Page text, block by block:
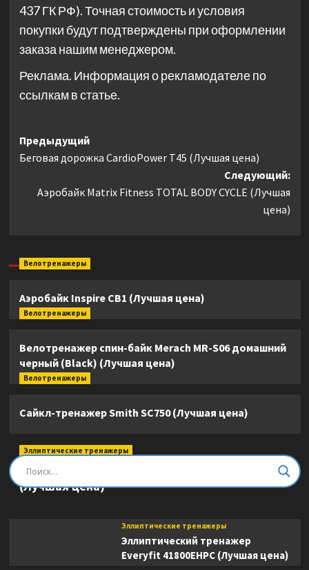
437 ГК РФ). Точная стоимость и условия
покупки будут подтверждены при оформлении
заказа нашим менеджером.
Реклама. Информация о рекламодателе по
ссылкам в статье.
Навигация
записи
Предыдущий
Беговая дорожка CardioPower T45 (Лучшая цена)
Следующий:
Аэробайк Matrix Fitness TOTAL BODY CYCLE (Лучшая
цена)
Велотренажеры
Аэробайк Inspire CB1 (Лучшая цена)
Велотренажеры
Велотренажер спин-байк Merach MR-S06 домашний
черный (Black) (Лучшая цена)
Велотренажеры
Сайкл-тренажер Smith SC750 (Лучшая цена)
Эллиптические тренажеры
Эллиптический тренажер DFC E8745T
(Лучшая цена)
Эллиптические тренажеры
Эллиптический тренажер
Everyfit 41800EHPC (Лучшая цена)